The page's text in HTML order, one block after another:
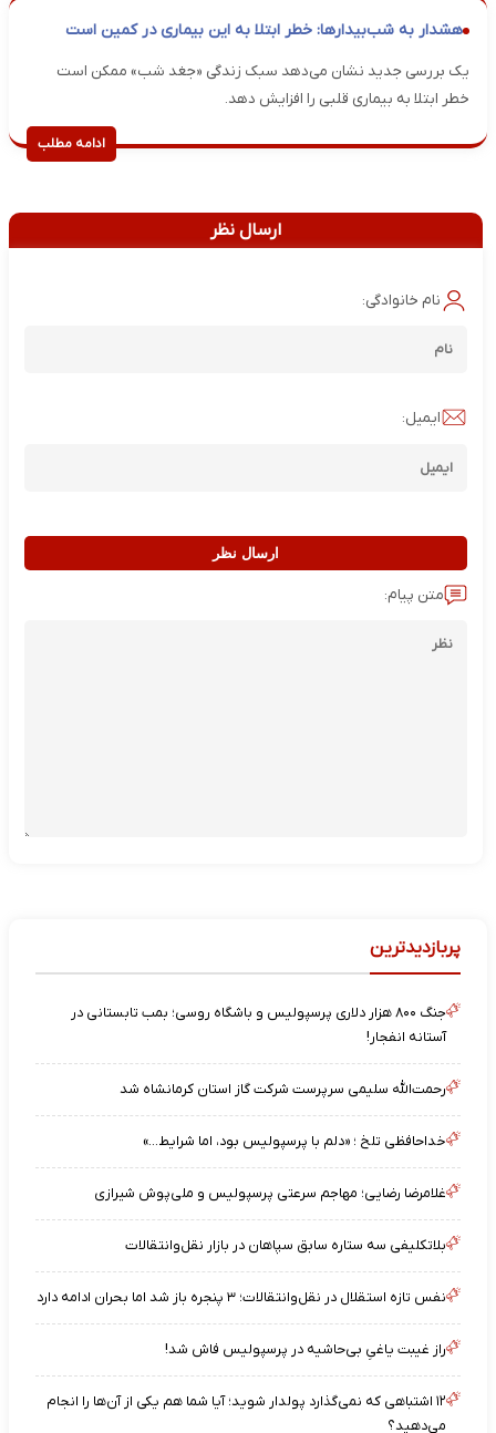
هشدار به شب‌بیدارها: خطر ابتلا به این بیماری در کمین است
یک بررسی جدید نشان می‌دهد سبک زندگی «جغد شب» ممکن است
خطر ابتلا به بیماری قلبی را افزایش دهد.
ادامه مطلب
ارسال نظر
نام خانوادگی:
ایمیل:
ارسال نظر
متن پیام:
پربازدیدترین
جنگ ۸۰۰ هزار دلاری پرسپولیس و باشگاه روسی؛ بمب تابستانی در
آستانه انفجار!
رحمت‌الله سلیمی سرپرست شرکت گاز استان کرمانشاه شد
خداحافظی تلخ ؛ «دلم با پرسپولیس بود، اما شرایط…»
غلامرضا رضایی؛ مهاجم سرعتی پرسپولیس و ملی‌پوش شیرازی
بلاتکلیفی سه ستاره سابق سپاهان در بازار نقل‌وانتقالات
نفس تازه استقلال در نقل‌وانتقالات؛ ۳ پنجره باز شد اما بحران ادامه دارد
راز غیبت یاغیِ بی‌حاشیه در پرسپولیس فاش شد!
۱۲ اشتباهی که نمی‌گذارد پولدار شوید؛ آیا شما هم یکی از آن‌ها را انجام
می‌دهید؟